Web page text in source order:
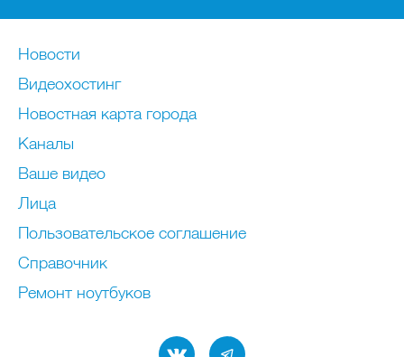
Новости
Видеохостинг
Новостная карта города
Каналы
Ваше видео
Лица
Пользовательское соглашение
Справочник
Ремонт нoутбуков